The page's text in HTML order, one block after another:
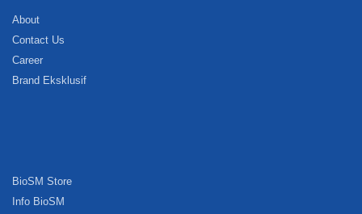
About
Contact Us
Career
Brand Eksklusif
BioSM Store
Info BioSM